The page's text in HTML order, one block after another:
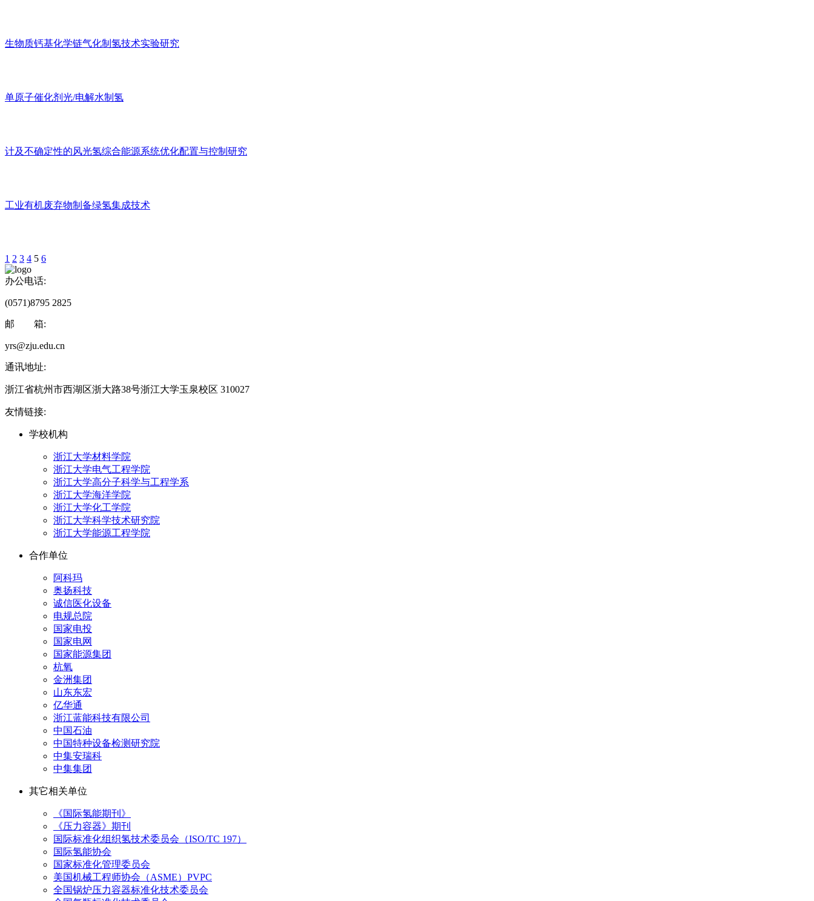
生物质钙基化学链气化制氢技术实验研究
单原子催化剂光/电解水制氢
计及不确定性的风光氢综合能源系统优化配置与控制研究
工业有机废弃物制备绿氢集成技术
1 2 3 4 5 6
办公电话:
(0571)8795 2825
邮 箱:
yrs@zju.edu.cn
通讯地址:
浙江省杭州市西湖区浙大路38号浙江大学玉泉校区 310027
友情链接:
学校机构
浙江大学材料学院
浙江大学电气工程学院
浙江大学高分子科学与工程学系
浙江大学海洋学院
浙江大学化工学院
浙江大学科学技术研究院
浙江大学能源工程学院
合作单位
阿科玛
奥扬科技
诚信医化设备
电规总院
国家电投
国家电网
国家能源集团
杭氧
金洲集团
山东东宏
亿华通
浙江蓝能科技有限公司
中国石油
中国特种设备检测研究院
中集安瑞科
中集集团
其它相关单位
《国际氢能期刊》
《压力容器》期刊
国际标准化组织氢技术委员会（ISO/TC 197）
国际氢能协会
国家标准化管理委员会
美国机械工程师协会（ASME）PVPC
全国锅炉压力容器标准化技术委员会